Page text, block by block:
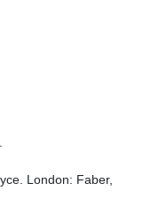
London: Faber,